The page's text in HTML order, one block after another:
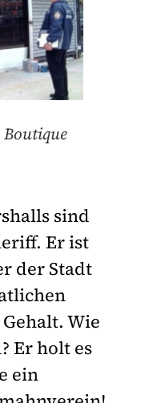
sind
Er ist
der Stadt
Wie
Er holt es
ein